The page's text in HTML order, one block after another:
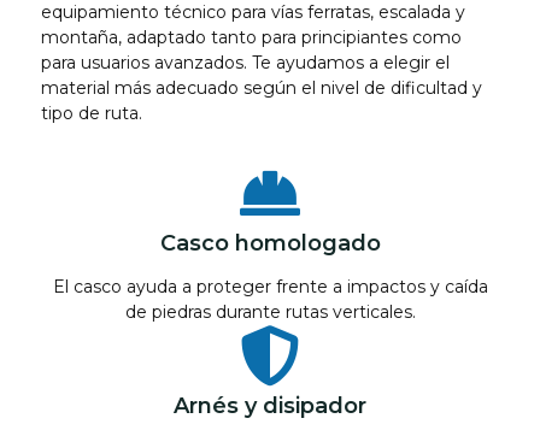
equipamiento técnico para vías ferratas, escalada y
montaña, adaptado tanto para principiantes como
para usuarios avanzados. Te ayudamos a elegir el
material más adecuado según el nivel de dificultad y
tipo de ruta.
Casco homologado
El casco ayuda a proteger frente a impactos y caída
de piedras durante rutas verticales.
Arnés y disipador